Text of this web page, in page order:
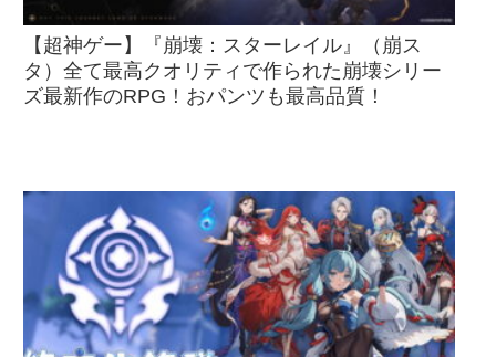
【超神ゲー】『崩壊：スターレイル』（崩ス
タ）全て最高クオリティで作られた崩壊シリー
ズ最新作のRPG！おパンツも最高品質！